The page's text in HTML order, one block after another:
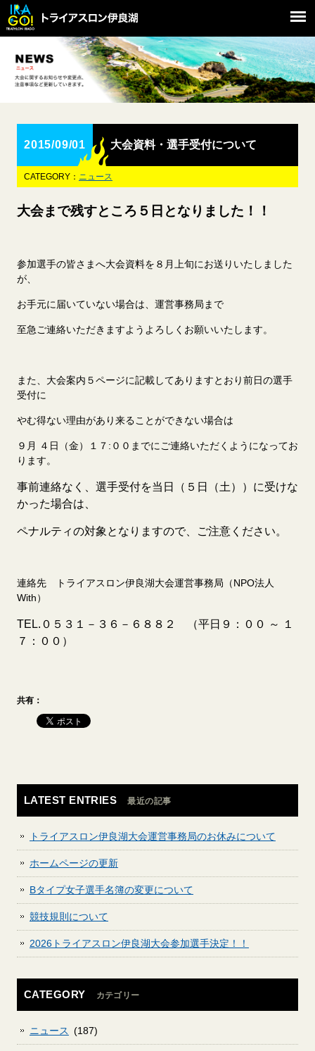
2015/09/01 大会資料・選手受付について
CATEGORY： ニュース
大会まで残すところ５日となりました！！
参加選手の皆さまへ大会資料を８月上旬にお送りいたしました
が、
お手元に届いていない場合は、運営事務局まで
至急ご連絡いただきますようよろしくお願いいたします。
また、大会案内５ページに記載してありますとおり前日の選手
受付に
やむ得ない理由があり来ることができない場合は
９月 ４日（金）１７:００までにご連絡いただくようになってお
ります。
事前連絡なく、選手受付を当日（５日（土））に受けな
かった場合は、
ペナルティの対象となりますので、ご注意ください。
連絡先 トライアスロン伊良湖大会運営事務局（NPO法人
With）
TEL.０５３１－３６－６８８２ （平日９：００ ～ １
７：００）
共有：
LATEST ENTRIES 最近の記事
トライアスロン伊良湖大会運営事務局のお休みについて
ホームページの更新
Bタイプ女子選手名簿の変更について
競技規則について
2026トライアスロン伊良湖大会参加選手決定！！
CATEGORY カテゴリー
ニュース (187)